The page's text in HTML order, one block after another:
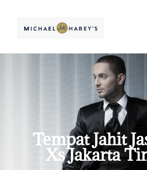
Tempat Jahit
Xs Jakarta